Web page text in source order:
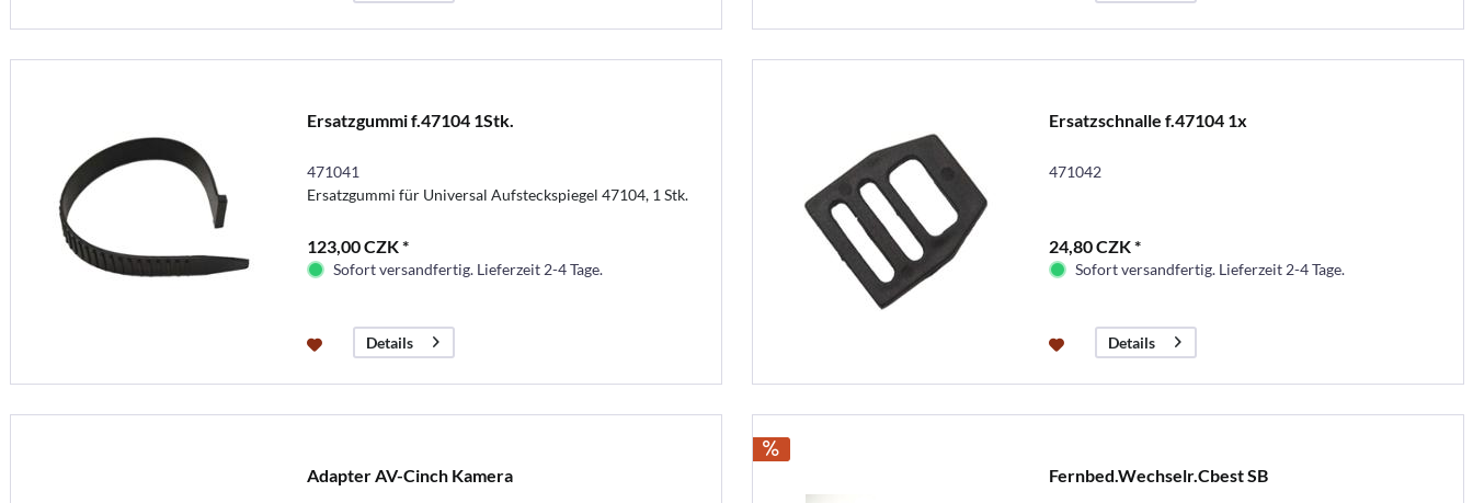
Ersatzgummi f.47104 1Stk.
471041
Ersatzgummi für Universal Aufsteckspiegel 47104, 1 Stk.
123,00 CZK *
Sofort versandfertig. Lieferzeit 2-4 Tage.
Details
Ersatzschnalle f.47104 1x
471042
24,80 CZK *
Sofort versandfertig. Lieferzeit 2-4 Tage.
Details
Adapter AV-Cinch Kamera Fernbed.Wechselr.Cbest SB